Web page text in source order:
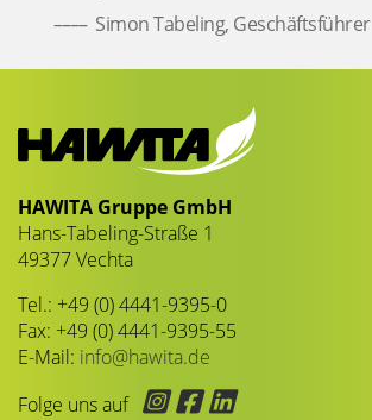
Simon Tabeling, Geschäftsführer
HAWITA Gruppe GmbH
Hans-Tabeling-Straße 1
49377 Vechta
Tel.: +49 (0) 4441-9395-0
Fax: +49 (0) 4441-9395-55
E-Mail: info@hawita.de
Folge uns auf